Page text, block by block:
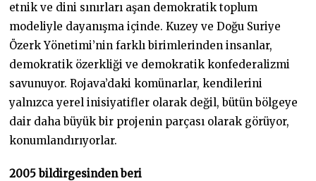
etnik ve dini sınırları aşan demokratik toplum
modeliyle dayanışma içinde. Kuzey ve Doğu Suriye
Özerk Yönetimi’nin farklı birimlerinden insanlar,
demokratik özerkliği ve demokratik konfederalizmi
savunuyor. Rojava’daki komünarlar, kendilerini
yalnızca yerel inisiyatifler olarak değil, bütün bölgeye
dair daha büyük bir projenin parçası olarak görüyor,
konumlandırıyorlar.
2005 bildirgesinden beri